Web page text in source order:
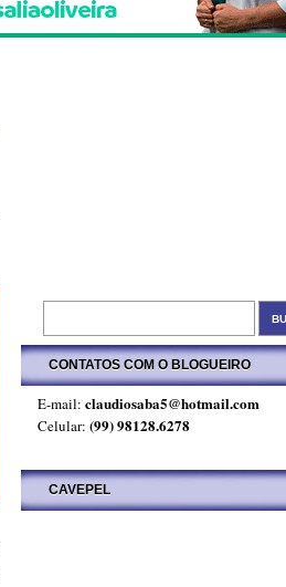
CONTATOS COM O BLOGUEIRO
E-mail: claudiosaba5@hotmail.com
Celular: (99) 98128.6278
CAVEPEL